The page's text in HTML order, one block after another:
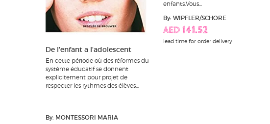
De l'enfant a l'adolescent
En cette période où des réformes du
système éducatif se donnent
explicitement pour projet de
respecter les rythmes des élèves...
By: MONTESSORI MARIA
enfants.Vous...
By: WIPFLER/SCHORE
AED 141.52
lead time for order delivery